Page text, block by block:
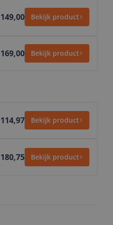
Bekijk product
Bekijk product
Bekijk product
Bekijk product